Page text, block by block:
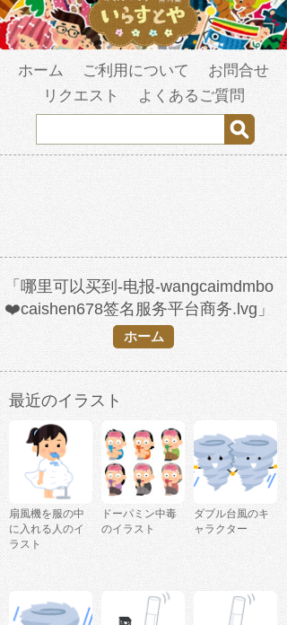
ホーム ご利用について
お問合せ
リクエスト
よくあるご質問
「哪里可以买到-电报-wangcaimdmbo
❤️caishen678签名服务平台商务.lvg」
の検索結果
ホーム
最近のイラスト
扇風機を服の中
に入れる人のイ
ラスト
ドーパミン中毒
のイラスト
ダブル台風のキ
ャラクター